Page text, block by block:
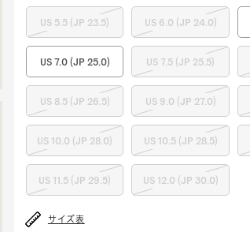
US 5.5 (JP 23.5) US 6.0 (JP 24.0)
US 7.0 (JP 25.0) US 7.5 (JP 25.5)
US 8.5 (JP 26.5) US 9.0 (JP 27.0)
US 10.0 (JP 28.0) US 10.5 (JP 28.5)
US 11.5 (JP 29.5) US 12.0 (JP 30.0)
サイズ表